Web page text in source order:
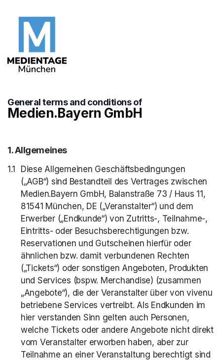
General terms and conditions of
Medien.Bayern GmbH
1. Allgemeines
Diese Allgemeinen Geschäftsbedingungen
(„AGB“) sind Bestandteil des Vertrages zwischen
Medien.Bayern GmbH, Balanstraße 73 / Haus 11,
81541 München, DE („Veranstalter“) und dem
Erwerber („Endkunde“) von Zutritts-, Teilnahme-,
Eintritts- oder Besuchsberechtigungen bzw.
Reservationen und Gutscheinen hierfür oder
ähnlichen bzw. damit verbundenen Rechten
(„Tickets“) oder sonstigen Angeboten, Produkten
und Services (bspw. Merchandise) (zusammen
„Angebote“), die der Veranstalter über von vivenu
betriebene Services vertreibt. Als Endkunden im
hier verstanden Sinn gelten auch Personen,
welche Tickets oder andere Angebote nicht direkt
vom Veranstalter erworben haben, aber zur
Teilnahme an einer Veranstaltung berechtigt sind